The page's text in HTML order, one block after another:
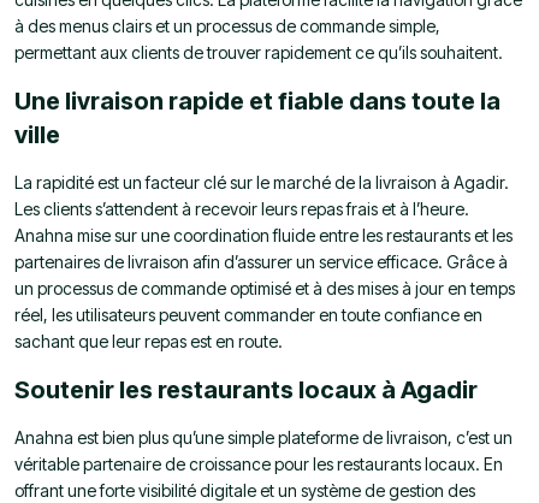
à des menus clairs et un processus de commande simple,
permettant aux clients de trouver rapidement ce qu’ils souhaitent.
Une livraison rapide et fiable dans toute la
ville
La rapidité est un facteur clé sur le marché de la livraison à Agadir.
Les clients s’attendent à recevoir leurs repas frais et à l’heure.
Anahna mise sur une coordination fluide entre les restaurants et les
partenaires de livraison afin d’assurer un service efficace. Grâce à
un processus de commande optimisé et à des mises à jour en temps
réel, les utilisateurs peuvent commander en toute confiance en
sachant que leur repas est en route.
Soutenir les restaurants locaux à Agadir
Anahna est bien plus qu’une simple plateforme de livraison, c’est un
véritable partenaire de croissance pour les restaurants locaux. En
offrant une forte visibilité digitale et un système de gestion des